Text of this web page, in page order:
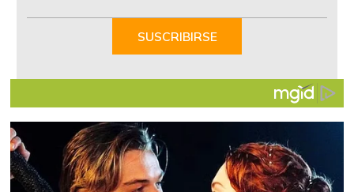
SUSCRIBIRSE